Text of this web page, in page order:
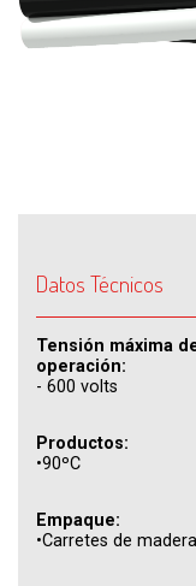
Datos Técnicos
Tensión máxima
operación:
- 600 volts
Productos:
•90ºC
Empaque:
•Carretes de madera